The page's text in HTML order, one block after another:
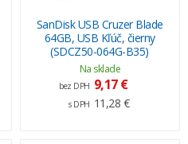
SanDisk USB Cruzer Blade
64GB, USB Kľúč, čierny
(SDCZ50-064G-B35)
Na sklade
bez DPH 9,17 €
s DPH 11,28 €